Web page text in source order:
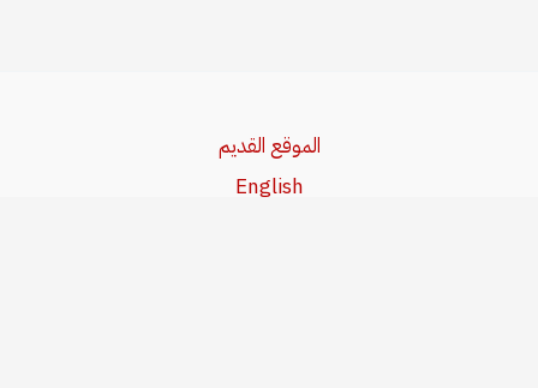
الموقع القديم
English